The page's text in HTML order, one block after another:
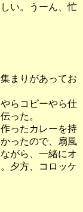
い。うーん、忙
まりがあってお
らコピーやら仕
った。
ったカレーを持
ったので、扇風
がら、一緒にオ
夕方、コロッケ